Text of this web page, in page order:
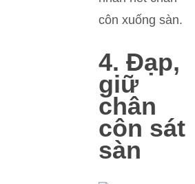
côn xuống sàn.
4. Đạp,
giữ
chân
côn sát
sàn